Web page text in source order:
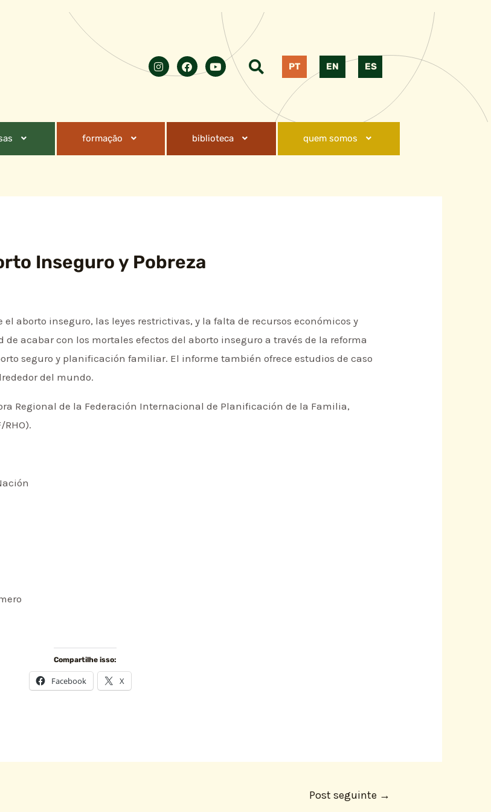
PT EN ES
formação biblioteca quem somos
Inseguro y Pobreza
aborto inseguro, las leyes restrictivas, y la falta de recursos económicos y
acabar con los mortales efectos del aborto inseguro a través de la reforma
seguro y planificación familiar. El informe también ofrece estudios de caso
del mundo.
Regional de la Federación Internacional de Planificación de la Familia,
Compartilhe isso:
Facebook X
Post seguinte →